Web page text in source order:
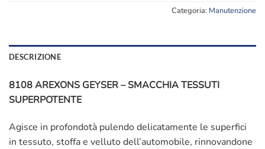
Categoria: Manutenzione
DESCRIZIONE
8108 AREXONS GEYSER – SMACCHIA TESSUTI
SUPERPOTENTE
Agisce in profondotà pulendo delicatamente le superfici
in tessuto, stoffa e velluto dell’automobile, rinnovandone